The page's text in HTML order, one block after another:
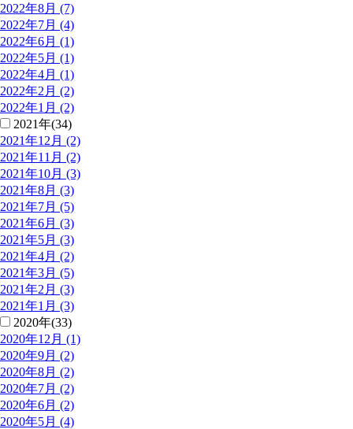
2022年8月 (7)
2022年7月 (4)
2022年6月 (1)
2022年5月 (1)
2022年4月 (1)
2022年2月 (2)
2022年1月 (2)
2021年(34)
2021年12月 (2)
2021年11月 (2)
2021年10月 (3)
2021年8月 (3)
2021年7月 (5)
2021年6月 (3)
2021年5月 (3)
2021年4月 (2)
2021年3月 (5)
2021年2月 (3)
2021年1月 (3)
2020年(33)
2020年12月 (1)
2020年9月 (2)
2020年8月 (2)
2020年7月 (2)
2020年6月 (2)
2020年5月 (4)